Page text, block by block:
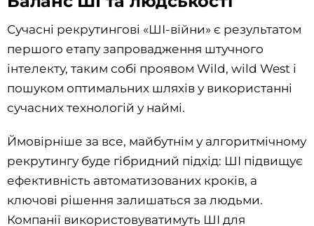
Сучасні рекрутингові «ШІ-війни» є результатом
першого етапу запровадження штучного
інтелекту, таким собі проявом Wild, wild West і
пошуком оптимальних шляхів у використанні
сучасних технологій у наймі.
Ймовірніше за все, майбутнім у алгоритмічному
рекрутингу буде гібридний підхід: ШІ підвищує
ефективність автоматизованих кроків, а
ключові рішення залишаться за людьми.
Компанії використовуватимуть ШІ для